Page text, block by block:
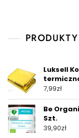
PRODUKTY
Luksell
7,99zł
Be
Szt.
39,90zł